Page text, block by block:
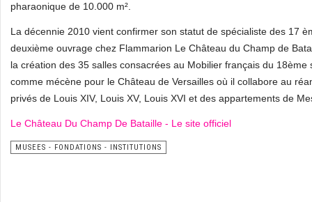
pharaonique de 10.000 m².
La décennie 2010 vient confirmer son statut de spécialiste des 17
deuxième ouvrage chez Flammarion Le Château du Champ de
la création des 35 salles consacrées au Mobilier français du
comme mécène pour le Château de Versailles où il collabore au
privés de Louis XIV, Louis XV, Louis XVI et des appartements de
Le Château Du Champ De Bataille - Le site officiel
MUSEES - FONDATIONS - INSTITUTIONS